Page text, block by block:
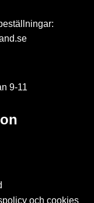
9-11
och cookies